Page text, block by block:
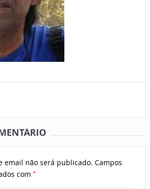
email não será publicado. Campos
com *